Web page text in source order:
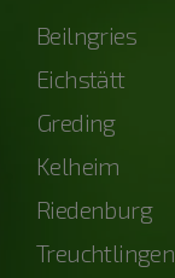
Beilngries
Eichstätt
Greding
Kelheim
Riedenburg
Treuchtlingen